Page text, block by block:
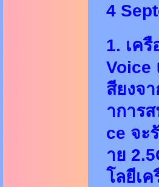
4
1. เค
Voice
สียงจ
าการ
ce จะ
าย
โลยีเ